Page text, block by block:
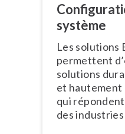
système
Les solutions
permettent
solutions
et hautement
qui
des